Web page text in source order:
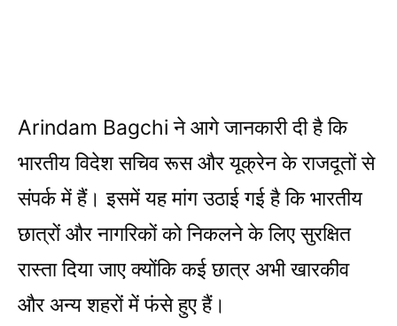
Arindam Bagchi ने आगे जानकारी दी है कि
भारतीय विदेश सचिव रूस और यूक्रेन के राजदूतों से
संपर्क में हैं। इसमें यह मांग उठाई गई है कि भारतीय
छात्रों और नागरिकों को निकलने के लिए सुरक्षित
रास्ता दिया जाए क्योंकि कई छात्र अभी खारकीव
और अन्य शहरों में फंसे हुए हैं।